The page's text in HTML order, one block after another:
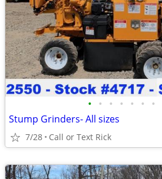
• • • • • • •
Stump Grinders- All sizes
7/28 Call or Text Rick